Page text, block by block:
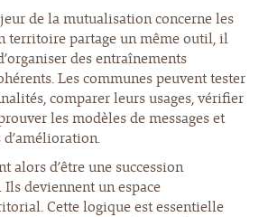
de la mutualisation concerne les
territoire partage un même outil, il
des entraînements
Les communes peuvent tester
comparer leurs usages, vérifier
les modèles de messages et
alors d’être une succession
deviennent un espace
Cette logique est essentielle